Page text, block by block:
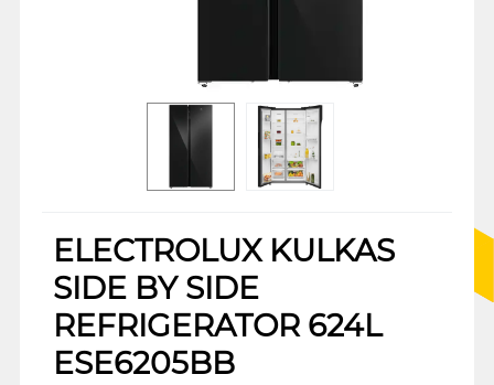
ELECTROLUX KULKAS
SIDE BY SIDE
REFRIGERATOR 624L
ESE6205BB